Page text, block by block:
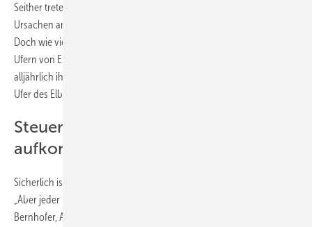
Seither treten die Flüsse in Sachsen jährlich über die Ufer. Statt die
Ursachen anzugehen, setzt Dresden vor allem auf Schutzmaßnahmen.
Doch wie viel Schutz ist möglich? Wie hoch müssen die Deiche an den
Ufern von Elbe und Mulde werden, damit die Bewohner nicht
alljährlich ihr Hab und Gut verlieren? Auch in diesem Jahr standen die
Ufer des Elbsandsteingebirges wieder unter Wasser.
Steuerzahler muss für Schäden
aufkommen
Sicherlich ist Sachsen nicht allein für den Klimawandel verantwortlich.
„Aber jeder muss vor seiner eigenen Haustür kehren“, betont Christian
Bernhofer, Autor der Klimastudie, gegenüber der Freien Presse. „Ich